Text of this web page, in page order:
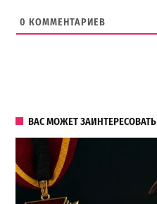
0 КОММЕНТАРИЕВ
ВАС МОЖЕТ ЗАИНТЕРЕСОВАТЬ